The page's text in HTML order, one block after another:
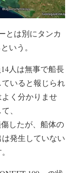
とは別にタンカ
いう。
人は無事で船長
いると報じられ
く分かりませ
、
したが、船体の
発生していない